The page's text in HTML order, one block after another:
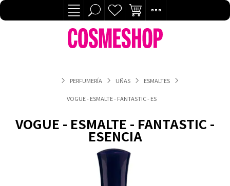
PERFUMERÍA UÑAS ESMALTES
VOGUE - ESMALTE - FANTASTIC - ESENCIA
VOGUE - ESMALTE - FANTASTIC -
ESENCIA